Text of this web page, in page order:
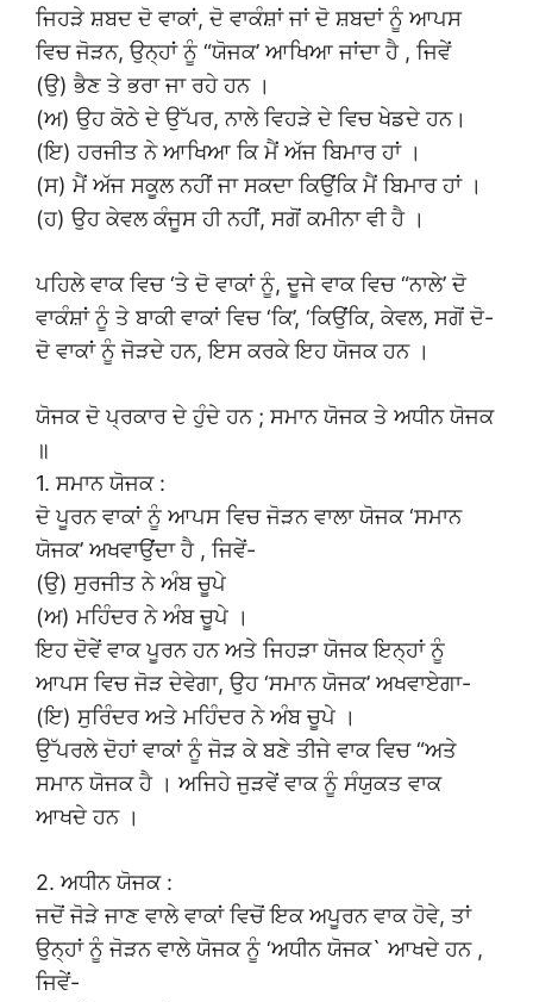
ਜਿਹੜੇ ਸ਼ਬਦ ਦੋ ਵਾਕਾਂ, ਦੋ ਵਾਕੰਸ਼ਾਂ ਜਾਂ ਦੋ ਸ਼ਬਦਾਂ ਨੂੰ ਆਪਸ
ਵਿਚ ਜੋੜਨ, ਉਨ੍ਹਾਂ ਨੂੰ “ਯੋਜਕ’ ਆਖਿਆ ਜਾਂਦਾ ਹੈ , ਜਿਵੇਂ
(ਉ) ਭੈਣ ਤੇ ਭਰਾ ਜਾ ਰਹੇ ਹਨ ।
(ਅ) ਉਹ ਕੋਠੇ ਦੇ ਉੱਪਰ, ਨਾਲੇ ਵਿਹੜੇ ਦੇ ਵਿਚ ਖੇਡਦੇ ਹਨ।
(ਇ) ਹਰਜੀਤ ਨੇ ਆਖਿਆ ਕਿ ਮੈਂ ਅੱਜ ਬਿਮਾਰ ਹਾਂ ।
(ਸ) ਮੈਂ ਅੱਜ ਸਕੂਲ ਨਹੀਂ ਜਾ ਸਕਦਾ ਕਿਉਂਕਿ ਮੈਂ ਬਿਮਾਰ ਹਾਂ ।
(ਹ) ਉਹ ਕੇਵਲ ਕੰਜੂਸ ਹੀ ਨਹੀਂ, ਸਗੋਂ ਕਮੀਨਾ ਵੀ ਹੈ ।
ਪਹਿਲੇ ਵਾਕ ਵਿਚ ‘ਤੇ ਦੋ ਵਾਕਾਂ ਨੂੰ, ਦੂਜੇ ਵਾਕ ਵਿਚ “ਨਾਲੇ’ ਦੋ
ਵਾਕੰਸ਼ਾਂ ਨੂੰ ਤੇ ਬਾਕੀ ਵਾਕਾਂ ਵਿਚ ‘ਕਿ’, ‘ਕਿਉਂਕਿ, ਕੇਵਲ, ਸਗੋਂ ਦੋ-
ਦੋ ਵਾਕਾਂ ਨੂੰ ਜੋੜਦੇ ਹਨ, ਇਸ ਕਰਕੇ ਇਹ ਯੋਜਕ ਹਨ ।
ਯੋਜਕ ਦੋ ਪ੍ਰਕਾਰ ਦੇ ਹੁੰਦੇ ਹਨ ; ਸਮਾਨ ਯੋਜਕ ਤੇ ਅਧੀਨ ਯੋਜਕ
॥
1. ਸਮਾਨ ਯੋਜਕ :
ਦੋ ਪੂਰਨ ਵਾਕਾਂ ਨੂੰ ਆਪਸ ਵਿਚ ਜੋੜਨ ਵਾਲਾ ਯੋਜਕ ‘ਸਮਾਨ
ਯੋਜਕ’ ਅਖਵਾਉਂਦਾ ਹੈ , ਜਿਵੇਂ-
(ਉ) ਸੁਰਜੀਤ ਨੇ ਅੰਬ ਚੂਪੇ
(ਅ) ਮਹਿੰਦਰ ਨੇ ਅੰਬ ਚੂਪੇ ।
ਇਹ ਦੋਵੇਂ ਵਾਕ ਪੂਰਨ ਹਨ ਅਤੇ ਜਿਹੜਾ ਯੋਜਕ ਇਨ੍ਹਾਂ ਨੂੰ
ਆਪਸ ਵਿਚ ਜੋੜ ਦੇਵੇਗਾ, ਉਹ ‘ਸਮਾਨ ਯੋਜਕ’ ਅਖਵਾਏਗਾ-
(ਇ) ਸੁਰਿੰਦਰ ਅਤੇ ਮਹਿੰਦਰ ਨੇ ਅੰਬ ਚੂਪੇ ।
ਉੱਪਰਲੇ ਦੋਹਾਂ ਵਾਕਾਂ ਨੂੰ ਜੋੜ ਕੇ ਬਣੇ ਤੀਜੇ ਵਾਕ ਵਿਚ “ਅਤੇ
ਸਮਾਨ ਯੋਜਕ ਹੈ । ਅਜਿਹੇ ਜੁੜਵੇਂ ਵਾਕ ਨੂੰ ਸੰਯੁਕਤ ਵਾਕ
ਆਖਦੇ ਹਨ ।
2. ਅਧੀਨ ਯੋਜਕ :
ਜਦੋਂ ਜੋੜੇ ਜਾਣ ਵਾਲੇ ਵਾਕਾਂ ਵਿਚੋਂ ਇਕ ਅਪੂਰਨ ਵਾਕ ਹੋਵੇ, ਤਾਂ
ਉਨ੍ਹਾਂ ਨੂੰ ਜੋੜਨ ਵਾਲੇ ਯੋਜਕ ਨੂੰ ‘ਅਧੀਨ ਯੋਜਕ` ਆਖਦੇ ਹਨ ,
ਜਿਵੇਂ-